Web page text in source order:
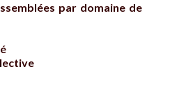
par domaine de